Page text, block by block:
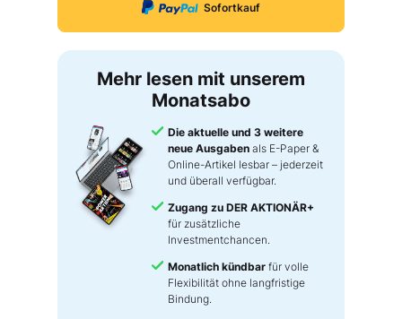
Sofortkauf
Mehr lesen mit unserem
Monatsabo
Die aktuelle und 3 weitere
neue Ausgaben als E-Paper &
Online-Artikel lesbar – jederzeit
und überall verfügbar.
Zugang zu DER AKTIONÄR+
für zusätzliche
Investmentchancen.
Monatlich kündbar für volle
Flexibilität ohne langfristige
Bindung.